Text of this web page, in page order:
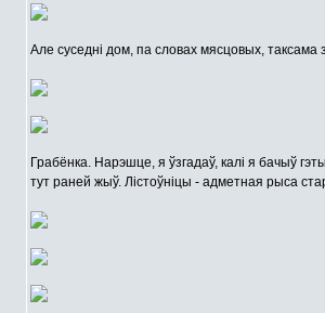
Але суседні дом, па словах мясцовых, таксама
Грабёнка. Нарэшце, я ўзгадаў, калі я бачыў
тут раней жыў. Лістоўніцы - адметная рыса